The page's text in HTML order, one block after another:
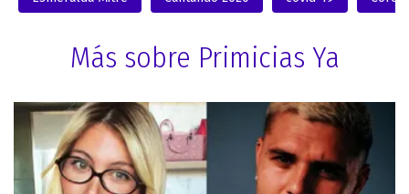
Más sobre Primicias Ya